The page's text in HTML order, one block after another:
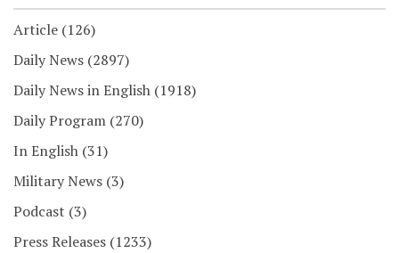
Article (126)
Daily News (2897)
Daily News in English (1918)
Daily Program (270)
In English (31)
Military News (3)
Podcast (3)
Press Releases (1233)